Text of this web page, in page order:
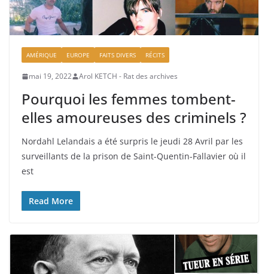
AMÉRIQUE EUROPE FAITS DIVERS RÉCITS
mai 19, 2022 Arol KETCH - Rat des archives
Pourquoi les femmes tombent-
elles amoureuses des criminels ?
Nordahl Lelandais a été surpris le jeudi 28 Avril par les
surveillants de la prison de Saint-Quentin-Fallavier où il
est
Read More